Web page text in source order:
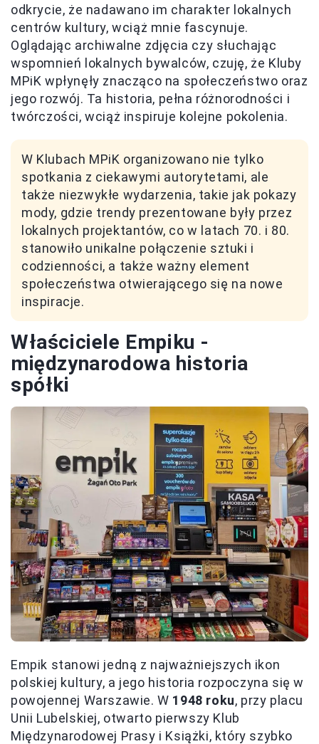
odkrycie, że nadawano im charakter lokalnych
centrów kultury, wciąż mnie fascynuje.
Oglądając archiwalne zdjęcia czy słuchając
wspomnień lokalnych bywalców, czuję, że Kluby
MPiK wpłynęły znacząco na społeczeństwo oraz
jego rozwój. Ta historia, pełna różnorodności i
twórczości, wciąż inspiruje kolejne pokolenia.
W Klubach MPiK organizowano nie tylko
spotkania z ciekawymi autorytetami, ale
także niezwykłe wydarzenia, takie jak pokazy
mody, gdzie trendy prezentowane były przez
lokalnych projektantów, co w latach 70. i 80.
stanowiło unikalne połączenie sztuki i
codzienności, a także ważny element
społeczeństwa otwierającego się na nowe
inspiracje.
Właściciele Empiku -
międzynarodowa historia
spółki
Empik stanowi jedną z najważniejszych ikon
polskiej kultury, a jego historia rozpoczyna się w
powojennej Warszawie. W 1948 roku, przy placu
Unii Lubelskiej, otwarto pierwszy Klub
Międzynarodowej Prasy i Książki, który szybko